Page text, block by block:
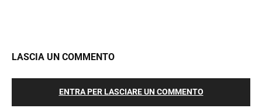
LASCIA UN COMMENTO
ENTRA PER LASCIARE UN COMMENTO